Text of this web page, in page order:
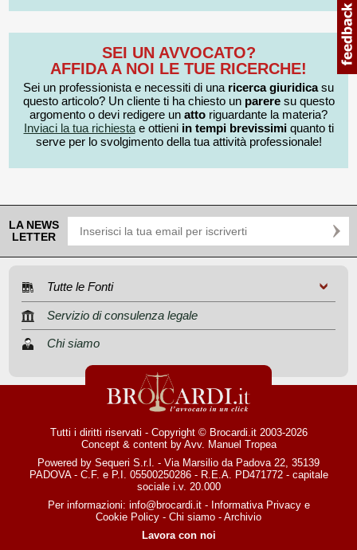
SEI UN AVVOCATO?
AFFIDA A NOI LE TUE RICERCHE!
Sei un professionista e necessiti di una ricerca giuridicasu
questo articolo? Un cliente ti ha chiesto un pareresu questo
argomento o devi redigere un atto riguardante la materia?
Inviaci la tua richiestae ottieni in tempi brevissimiquanto ti
serve per lo svolgimento della tua attività professionale!
LA NEWS
LETTER
Tutte le Fonti
Servizio di consulenza legale
Chi siamo
Tutti i diritti riservati - Copyright © Brocardi.it 2003-2026
Concept & content by Avv. Manuel Tropea
Powered by Sequeri S.r.l. - Via Marsilio da Padova 22, 35139
PADOVA - C.F. e P.I. 05500250286 - R.E.A. PD471772 - capitale
sociale i.v. 20.000
Per informazioni: info@brocardi.it- Informativa Privacye
Cookie Policy - Chi siamo - Archivio
Lavora con noi